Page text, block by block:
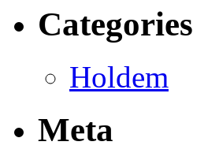
Categories
Holdem
Meta